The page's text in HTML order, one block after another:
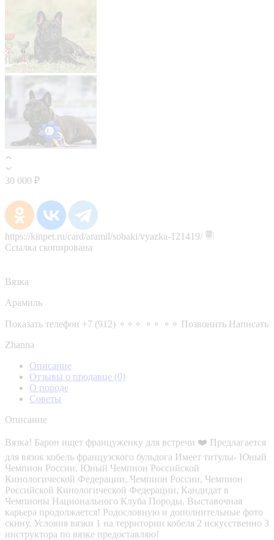
30 000 ₽
https://kinpet.ru/card/aramil/sobaki/vyazka-121419/
Ссылка скопирована
Вязка
Арамиль
Показать телефон +7 (912) ⚬⚬⚬ ⚬⚬ ⚬⚬ Позвонить Написать
Zhanna
Описание
Отзывы о продавце (0)
О породе
Советы
Описание
Вязка! Барон ищет француженку для встречи ❤️ Предлагается
для вязок кобель французского бульдога Имеет титулы- Юный
Чемпион России, Юный Чемпион Российской
Кинологической Федерации, Чемпион России, Чемпион
Российской Кинологической Федерации, Кандидат в
Чемпионы Национального Клуба Породы. Выставочная
карьера продолжается! Родословную и дополнительные фото
скину. Условия вязки 1 на территории кобеля 2 искусственно 3
инструктора по вязке предоставляю!